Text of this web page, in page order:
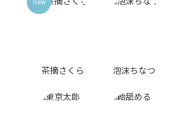
茶摘さくら 泡沫ちなつ